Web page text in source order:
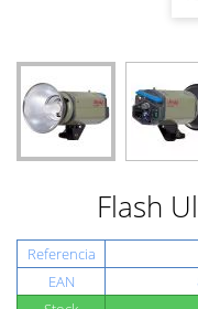
Flash
Referencia
EAN